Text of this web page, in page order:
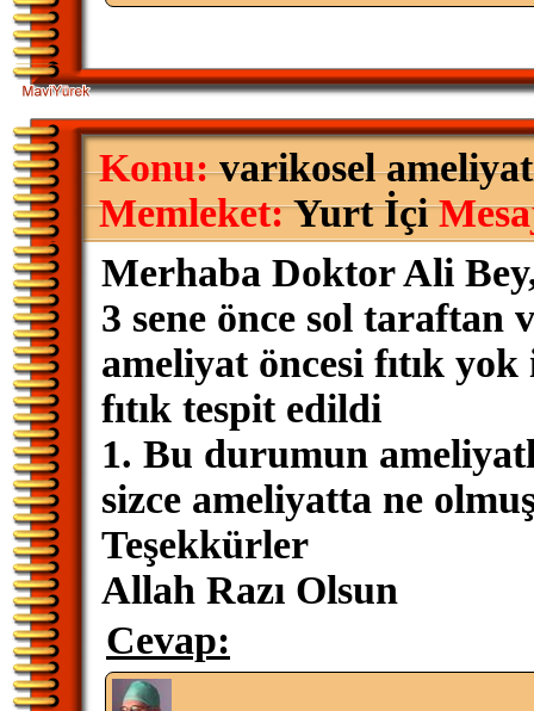
Konu:varikosel
Memleket:Yurt İçi
Merhaba Doktor Ali
3 sene önce sol taraftan
ameliyat öncesi fıtık
fıtık tespit edildi
1. Bu durumun
sizce ameliyatta ne
Teşekkürler
Allah Razı Olsun
Cevap: